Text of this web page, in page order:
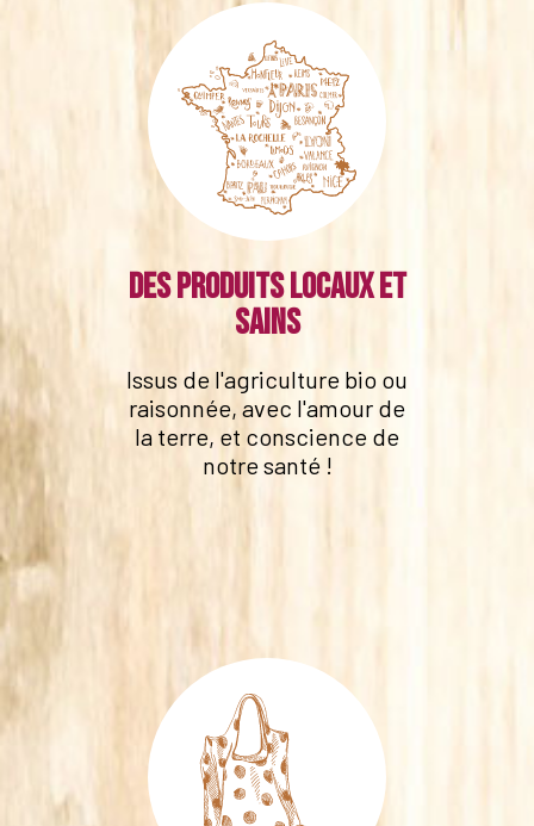
Des produits locaux et
sains
Issus de l'agriculture bio ou
raisonnée, avec l'amour de
la terre, et conscience de
notre santé !